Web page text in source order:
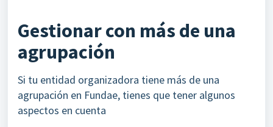
Gestionar con más de una
agrupación
Si tu entidad organizadora tiene más de una
agrupación en Fundae, tienes que tener algunos
aspectos en cuenta